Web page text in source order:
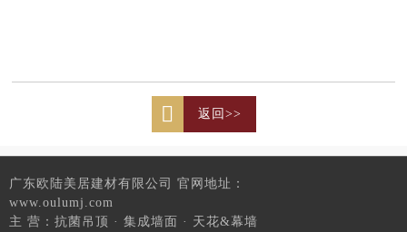
返回>>
广东欧陆美居建材有限公司 官网地址：
www.oulumj.com
主 营：抗菌吊顶 · 集成墙面 · 天花&幕墙